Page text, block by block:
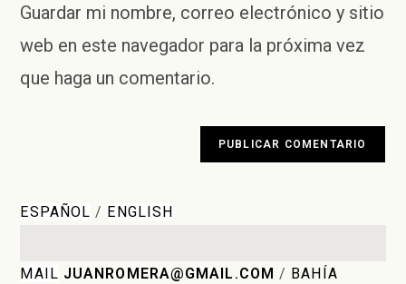
comentar
tu
web
(opcional)
Guardar mi nombre, correo electrónico y sitio
web en este navegador para la próxima vez
que haga un comentario.
ESPAÑOL / ENGLISH
MAIL JUANROMERA@GMAIL.COM / BAHÍA